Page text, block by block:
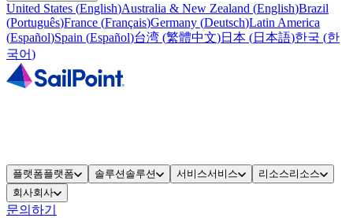
United States (English)Australia & New Zealand (English)Brazil
(Português)France (Français)Germany (Deutsch)Latin America
(Español)Spain (Español)台湾 (繁體中文)日本 (日本語)한국 (한
국어)
플랫폼플랫폼 솔루션 솔루션 서비스서비스 리소스리소스
회사회사
문의하기